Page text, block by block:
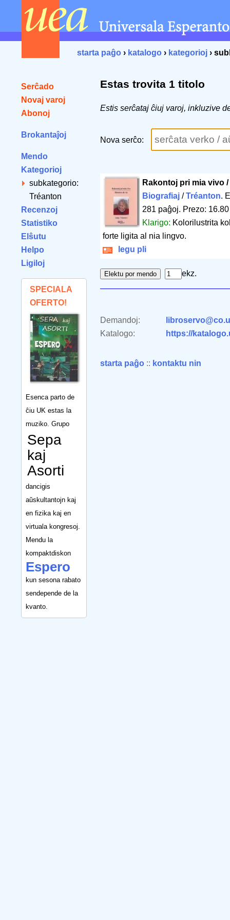
starta paĝo › katalogo › kategorioj ›
Serĉado
Novaj varoj
Abonoj
Brokantaĵoj
Mendo
Kategorioj
subkategorio:
Tréanton
Recenzoj
Statistiko
Elŝutu
Helpo
Ligiloj
SPECIALA
OFERTO!
Esenca parto de
ĉiu UK estas la
muziko. Grupo
Sepa
kaj
Asorti
dancigis
aŭskultantojn kaj
en fizika kaj en
virtuala kongresoj.
Mendu la
kompaktdiskon
Espero
kun sesona rabato
sendepende de la
kvanto.
Estas trovita 1 titolo
Estis serĉataj ĉiuj varoj, inkluzive
Nova serĉo:
Rakontoj pri mia vivo
Biografiaj/Tréanton.
281 paĝoj. Prezo:
Klarigo: Kolorilustrita
forte ligita al nia lingvo.
legu pli
ekz.
Demandoj:
Katalogo:
https://
starta paĝo :: kontaktu nin